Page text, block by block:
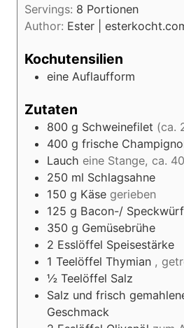
Servings: 8 Portionen
Author: Ester |
Kochutensilien
eine Auflaufform
Zutaten
800 g Schweinefilet (ca.
400 g frische
Lauch eine Stange, ca.
250 ml Schlagsahne
150 g Käse gerieben
125 g Bacon-/
350 g Gemüsebrühe
2 Esslöffel Speisestärke
1 Teelöffel Thymian ,
½ Teelöffel Salz
Salz und frisch
Geschmack